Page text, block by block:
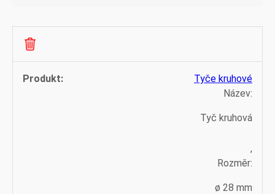
Tyče kruhové
Název:
Tyč kruhová
,
Rozměr:
ø 28 mm